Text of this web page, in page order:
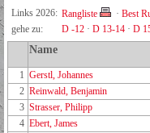
Links 2026: Rangliste · Best
gehe zu:
D -12 · D 13-14 · D
Name
1 Gerstl, Johannes
2 Reinwald, Benjamin
3 Strasser, Philipp
4 Ebert, James